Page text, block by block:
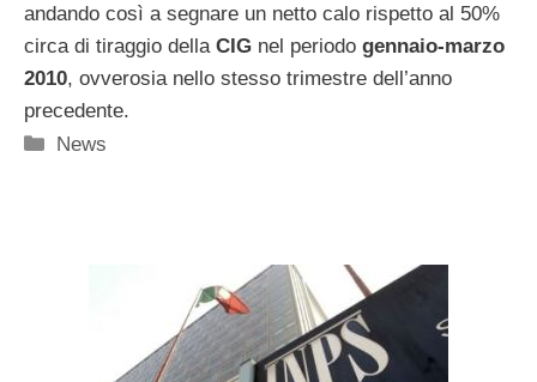
andando così a segnare un netto calo rispetto al 50%
circa di tiraggio della CIG nel periodo gennaio-marzo
2010, ovverosia nello stesso trimestre dell’anno
precedente.
Categorie
News